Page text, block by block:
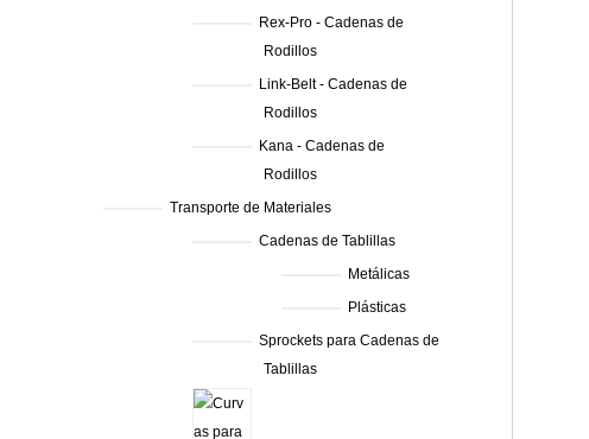
Rex-Pro - Cadenas de
Rodillos
Link-Belt - Cadenas de
Rodillos
Kana - Cadenas de
Rodillos
Transporte de Materiales
Cadenas de Tablillas
Metálicas
Plásticas
Sprockets para Cadenas de
Tablillas